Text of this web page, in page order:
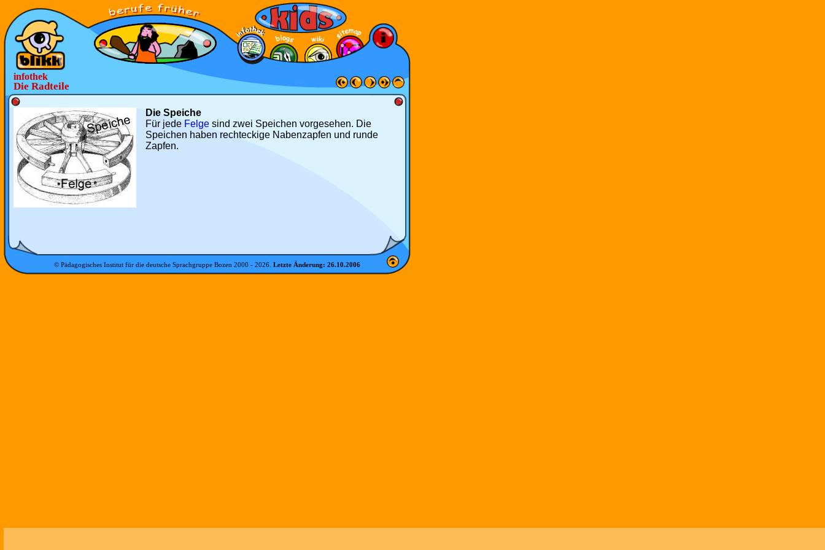
infothek
Die Radteile
Die Speiche
Für jede Felge sind zwei Speichen vorgesehen. Die
Speichen haben rechteckige Nabenzapfen und runde
Zapfen.
© Pädagogisches Institut für die deutsche Sprachgruppe Bozen 2000 - 2026 Letzte Änderung: 26.10.2006